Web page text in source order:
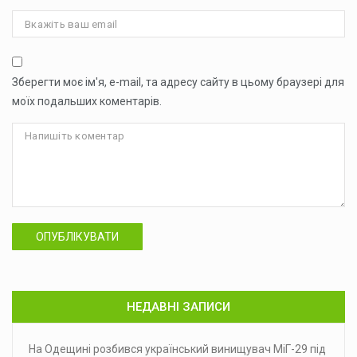
Зберегти моє ім'я, e-mail, та адресу сайту в цьому браузері для
моїх подальших коментарів.
ОПУБЛІКУВАТИ
НЕДАВНІ ЗАПИСИ
На Одещині розбився український винищувач МіГ-29 під